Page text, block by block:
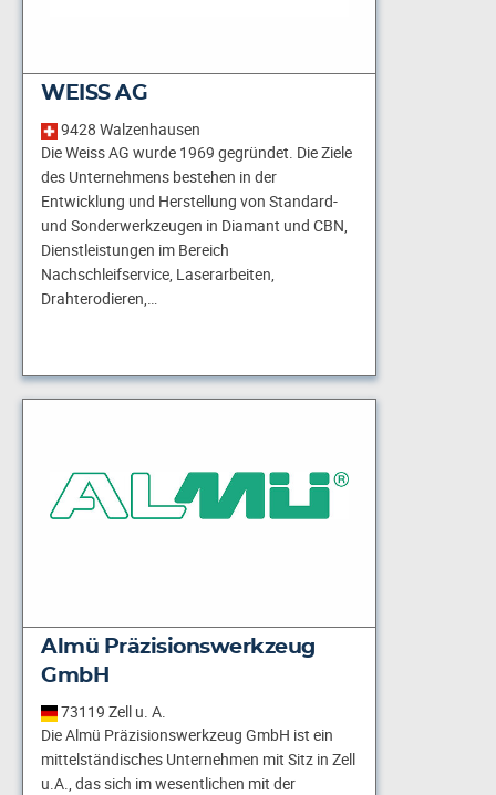
WEISS AG
9428 Walzenhausen
Die Weiss AG wurde 1969 gegründet. Die Ziele
des Unternehmens bestehen in der
Entwicklung und Herstellung von Standard-
und Sonderwerkzeugen in Diamant und CBN,
Dienstleistungen im Bereich
Nachschleifservice, Laserarbeiten,
Drahterodieren,…
Almü Präzisionswerkzeug
GmbH
73119 Zell u. A.
Die Almü Präzisionswerkzeug GmbH ist ein
mittelständisches Unternehmen mit Sitz in Zell
u.A., das sich im wesentlichen mit der